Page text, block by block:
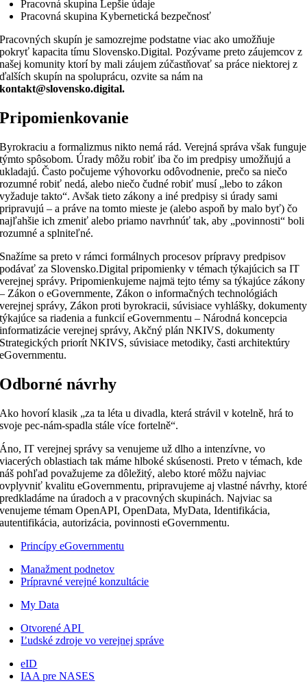
Pracovná skupina Lepšie údaje
Pracovná skupina Kybernetická bezpečnosť
Pracovných skupín je samozrejme podstatne viac ako umožňuje
pokryť kapacita tímu Slovensko.Digital. Pozývame preto záujemcov z
našej komunity ktorí by mali záujem zúčastňovať sa práce niektorej z
ďalších skupín na spoluprácu, ozvite sa nám na
kontakt@slovensko.digital.
Pripomienkovanie
Byrokraciu a formalizmus nikto nemá rád. Verejná správa však funguje
týmto spôsobom. Úrady môžu robiť iba čo im predpisy umožňujú a
ukladajú. Často počujeme výhovorku odôvodnenie, prečo sa niečo
rozumné robiť nedá, alebo niečo čudné robiť musí „lebo to zákon
vyžaduje takto“. Avšak tieto zákony a iné predpisy si úrady sami
pripravujú – a práve na tomto mieste je (alebo aspoň by malo byť) čo
najľahšie ich zmeniť alebo priamo navrhnúť tak, aby „povinnosti“ boli
rozumné a splniteľné.
Snažíme sa preto v rámci formálnych procesov prípravy predpisov
podávať za Slovensko.Digital pripomienky v témach týkajúcich sa IT
verejnej správy. Pripomienkujeme najmä tejto témy sa týkajúce zákony
– Zákon o eGovernmente, Zákon o informačných technológiách
verejnej správy, Zákon proti byrokracii, súvisiace vyhlášky, dokumenty
týkajúce sa riadenia a funkcií eGovernmentu – Národná koncepcia
informatizácie verejnej správy, Akčný plán NKIVS, dokumenty
Strategických priorít NKIVS, súvisiace metodiky, časti architektúry
eGovernmentu.
Odborné návrhy
Ako hovorí klasik „za ta léta u divadla, která strávil v kotelně, hrá to
svoje pec-nám-spadla stále více fortelně“.
Áno, IT verejnej správy sa venujeme už dlho a intenzívne, vo
viacerých oblastiach tak máme hlboké skúsenosti. Preto v témach, kde
náš pohľad považujeme za dôležitý, alebo ktoré môžu najviac
ovplyvniť kvalitu eGovernmentu, pripravujeme aj vlastné návrhy, ktoré
predkladáme na úradoch a v pracovných skupinách. Najviac sa
venujeme témam OpenAPI, OpenData, MyData, Identifikácia,
autentifikácia, autorizácia, povinnosti eGovernmentu.
Princípy eGovernmentu
Manažment podnetov
Prípravné verejné konzultácie
My Data
Otvorené API
Ľudské zdroje vo verejnej správe
eID
IAA pre NASES